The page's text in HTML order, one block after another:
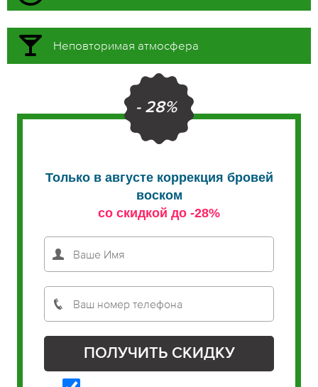
Неповторимая атмосфера
- 28%
Только в августе коррекция бровей
воском
со скидкой до -28%